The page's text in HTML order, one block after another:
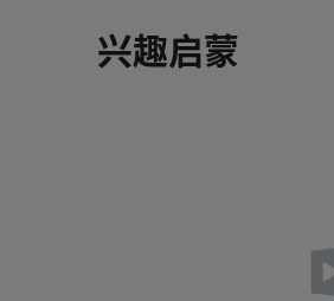
兴趣启蒙